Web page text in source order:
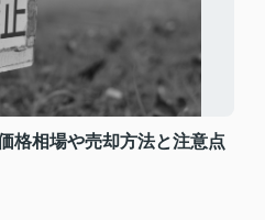
格相場や売却方法と注意点